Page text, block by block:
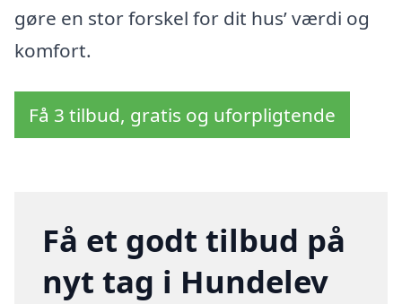
gøre en stor forskel for dit hus’ værdi og
komfort.
Få 3 tilbud, gratis og uforpligtende
Få et godt tilbud på
nyt tag i Hundelev